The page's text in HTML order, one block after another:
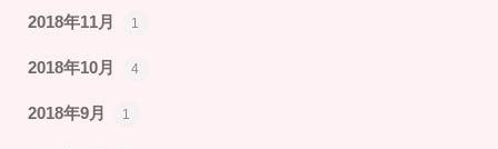
2018年11月 1
2018年10月 4
2018年9月 1